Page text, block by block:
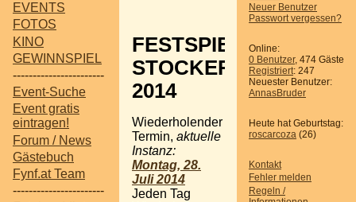
EVENTS
FOTOS
KINO
GEWINNSPIEL
-----------------------
Event-Suche
Event gratis
eintragen!
Forum / News
Gästebuch
Fynf.at Team
-----------------------
Neuer Benutzer
Passwort vergessen?
Online:
0 Benutzer, 474 Gäste
Registriert: 247
Neuester Benutzer:
AnnasBruder
Heute hat Geburtstag:
roscarcoza (26)
Kontakt
Fehler melden
Regeln /
FESTSPIELE
STOCKERAU
2014
Wiederholender
Termin, aktuelle
Instanz:
Montag, 28.
Juli 2014
Jeden Tag